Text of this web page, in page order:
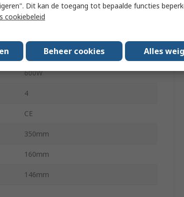
230V
Desktop
600W
4
CE
350mm
160mm
146mm
Dit kan de toegang tot bepaalde functies
cookiebeleid
Beheer cookies Alles